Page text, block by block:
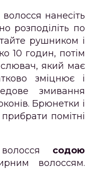
нанесіть
розподіліть по
рушником і
10 годин, потім
який має
зміцнює і
змивання
Брюнетки і
помітні
содою
волоссям.